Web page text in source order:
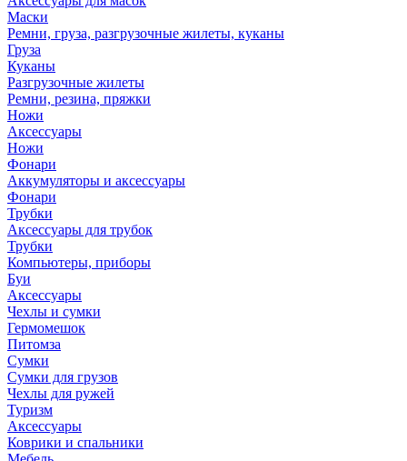
Маски
Ремни, груза, разгрузочные жилеты, куканы
Груза
Куканы
Разгрузочные жилеты
Ремни, резина, пряжки
Ножи
Аксессуары
Ножи
Фонари
Аккумуляторы и аксессуары
Фонари
Трубки
Аксессуары для трубок
Трубки
Компьютеры, приборы
Буи
Аксессуары
Чехлы и сумки
Гермомешок
Питомза
Сумки
Сумки для грузов
Чехлы для ружей
Туризм
Аксессуары
Коврики и спальники